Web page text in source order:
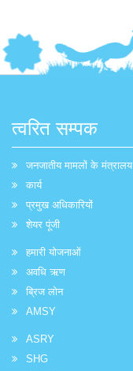
त्वरित सम्पक
जनजातीय मामलों के मंत्रालय
कार्य
प्रमुख अधिकारियों
शेयर पूंजी
हमारी योजनाओं
अवधि ऋण
ब्रिज लोन
AMSY
ASRY
SHG